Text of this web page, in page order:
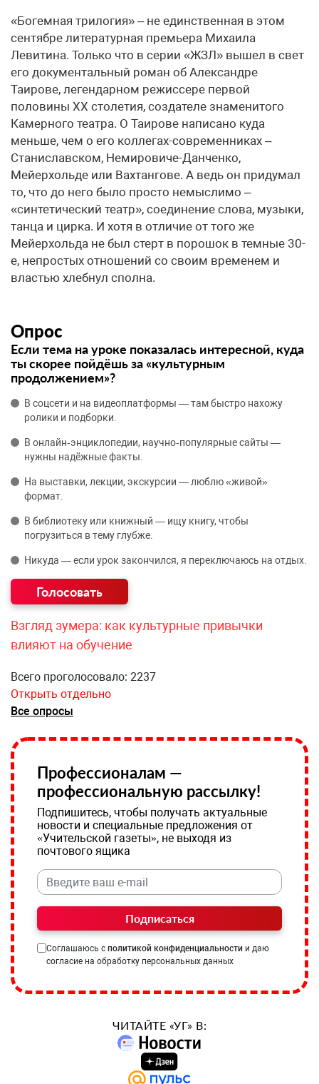
«Богемная трилогия» – не единственная в этом
сентябре литературная премьера Михаила
Левитина. Только что в серии «ЖЗЛ» вышел в свет
его документальный роман об Александре
Таирове, легендарном режиссере первой
половины XX столетия, создателе знаменитого
Камерного театра. О Таирове написано куда
меньше, чем о его коллегах-современниках –
Станиславском, Немировиче-Данченко,
Мейерхольде или Вахтангове. А ведь он придумал
то, что до него было просто немыслимо –
«синтетический театр», соединение слова, музыки,
танца и цирка. И хотя в отличие от того же
Мейерхольда не был стерт в порошок в темные 30-
е, непростых отношений со своим временем и
властью хлебнул сполна.
Опрос
Если тема на уроке показалась интересной, куда
ты скорее пойдёшь за «культурным
продолжением»?
В соцсети и на видеоплатформы — там быстро нахожу
ролики и подборки.
В онлайн‑энциклопедии, научно‑популярные сайты —
нужны надёжные факты.
На выставки, лекции, экскурсии — люблю «живой»
формат.
В библиотеку или книжный — ищу книгу, чтобы
погрузиться в тему глубже.
Никуда — если урок закончился, я переключаюсь на отдых.
Взгляд зумера: как культурные привычки
влияют на обучение
Всего проголосовало: 2237
Открыть отдельно
Все опросы
Профессионалам —
профессиональную рассылку!
Подпишитесь, чтобы получать актуальные
новости и специальные предложения от
«Учительской газеты», не выходя из
почтового ящика
Подписаться
Соглашаюсь с политикой конфиденциальности и даю
согласие на обработку персональных данных
ЧИТАЙТЕ «УГ» В: